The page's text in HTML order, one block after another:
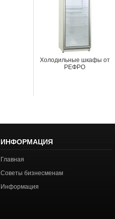
Холодильные шкафы от
РЕФРО
ИНФОРМАЦИЯ
Главная
Советы бизнесменам
Информация